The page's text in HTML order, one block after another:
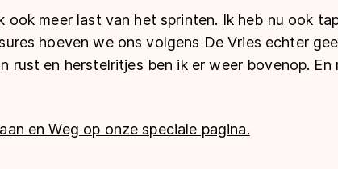
ook meer last van het sprinten. Ik heb nu ook
hoeven we ons volgens De Vries echter
rust en herstelritjes ben ik er weer bovenop. En
en Weg op onze speciale pagina.